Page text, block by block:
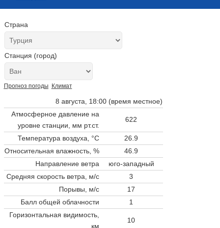
Страна
Станция (город)
Прогноз погоды Климат
8 августа, 18:00 (время местное)
Атмосферное давление на
уровне станции, мм рт.ст.
622
Температура воздуха, °C
26.9
Относительная влажность, %
46.9
Направление ветра
юго-западный
Средняя скорость ветра, м/с
3
Порывы, м/с
17
Балл общей облачности
1
Горизонтальная видимость,
км
10